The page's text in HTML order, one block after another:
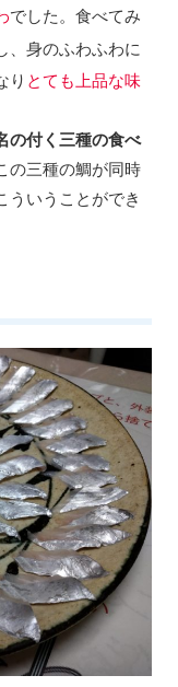
でした。食べてみ
、身のふわふわに
り とても上品な味
の付く三種の食べ
の三種の鯛が同時
ういうことができ